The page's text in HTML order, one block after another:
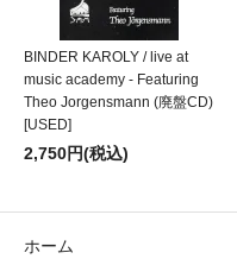
BINDER KAROLY / live at
music academy - Featuring
Theo Jorgensmann (廃盤CD)
[USED]
2,750円(税込)
ホーム